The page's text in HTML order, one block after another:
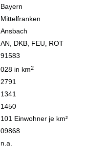
Bayern
Mittelfranken
Ansbach
AN, DKB, FEU, ROT
91583
028 in km2
2791
1341
1450
101 Einwohner je km²
09868
n.a.